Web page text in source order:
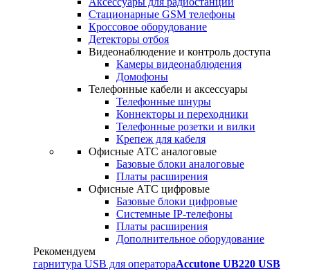
Стационарные GSM телефоны
Кроссовое оборудование
Детекторы отбоя
Видеонаблюдение и контроль доступа
Камеры видеонаблюдения
Домофоны
Телефонные кабели и аксессуары
Телефонные шнуры
Коннекторы и переходники
Телефонные розетки и вилки
Крепеж для кабеля
Офисные АТС аналоговые
Базовые блоки аналоговые
Платы расширения
Офисные АТС цифровые
Базовые блоки цифровые
Системные IP-телефоны
Платы расширения
Дополнительное оборудование
Рекомендуем
гарнитура USB для оператораAccutone UB220 USB